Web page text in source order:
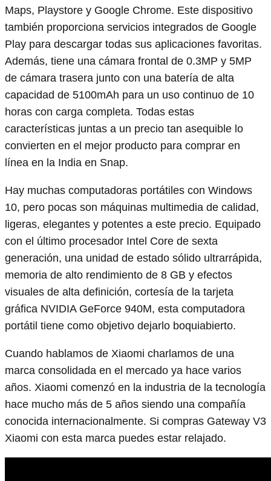
Maps, Playstore y Google Chrome. Este dispositivo
también proporciona servicios integrados de Google
Play para descargar todas sus aplicaciones favoritas.
Además, tiene una cámara frontal de 0.3MP y 5MP
de cámara trasera junto con una batería de alta
capacidad de 5100mAh para un uso continuo de 10
horas con carga completa. Todas estas
características juntas a un precio tan asequible lo
convierten en el mejor producto para comprar en
línea en la India en Snap.
Hay muchas computadoras portátiles con Windows
10, pero pocas son máquinas multimedia de calidad,
ligeras, elegantes y potentes a este precio. Equipado
con el último procesador Intel Core de sexta
generación, una unidad de estado sólido ultrarrápida,
memoria de alto rendimiento de 8 GB y efectos
visuales de alta definición, cortesía de la tarjeta
gráfica NVIDIA GeForce 940M, esta computadora
portátil tiene como objetivo dejarlo boquiabierto.
Cuando hablamos de Xiaomi charlamos de una
marca consolidada en el mercado ya hace varios
años. Xiaomi comenzó en la industria de la tecnología
hace mucho más de 5 años siendo una compañía
conocida internacionalmente. Si compras Gateway V3
Xiaomi con esta marca puedes estar relajado.